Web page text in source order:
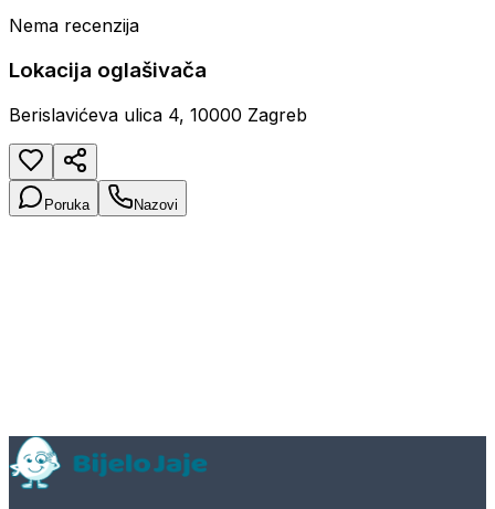
Nema recenzija
Lokacija oglašivača
Berislavićeva ulica 4, 10000 Zagreb
Poruka Nazovi